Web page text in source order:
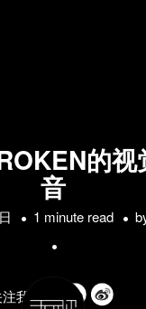
的视
音
1 minute read
注我们的: